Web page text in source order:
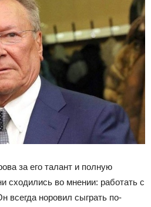
за его талант и полную
сходились во мнении: работать с
всегда норовил сыграть по-